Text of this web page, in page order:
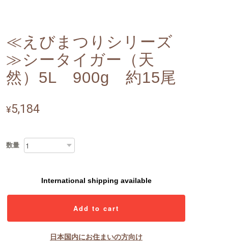
≪えびまつりシリーズ
≫シータイガー（天
然）5L 900g 約15尾
¥5,184
数量
International shipping available
Add to cart
日本国内にお住まいの方向け